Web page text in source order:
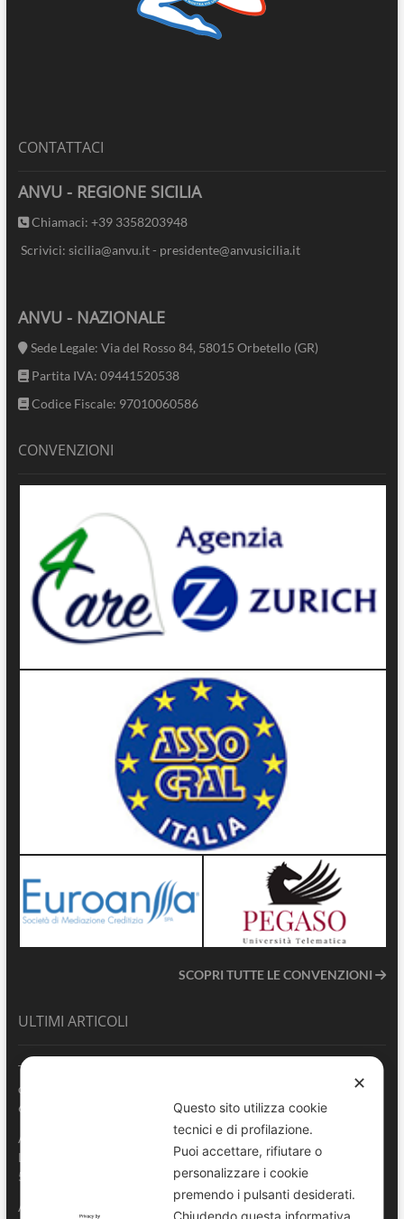
CONTATTACI
ANVU - REGIONE SICILIA
Chiamaci: +39 3358203948
Scrivici: sicilia@anvu.it - presidente@anvusicilia.it
ANVU - NAZIONALE
Sede Legale: Via del Rosso 84, 58015 Orbetello (GR)
Partita IVA: 09441520538
Codice Fiscale: 97010060586
CONVENZIONI
SCOPRI TUTTE LE CONVENZIONI
ULTIMI ARTICOLI
Terrasini 2026: aperte le pre-iscrizioni al 6° Convegno Regionale
delle Polizie Locali Siciliane
6 Agosto 2026
ANVU Sicilia esprime piena vicinanza al Comando di Polizia
Locale di Catania e all’Agente gravemente ferito in servizio
5 Agosto 2026
ANVU Sicilia News – Episodio 3 | Sicurezza urbana: una
✕
Questo sito utilizza cookie
tecnici e di profilazione.
Puoi accettare, rifiutare o
personalizzare i cookie
premendo i pulsanti desiderati.
Chiudendo questa informativa